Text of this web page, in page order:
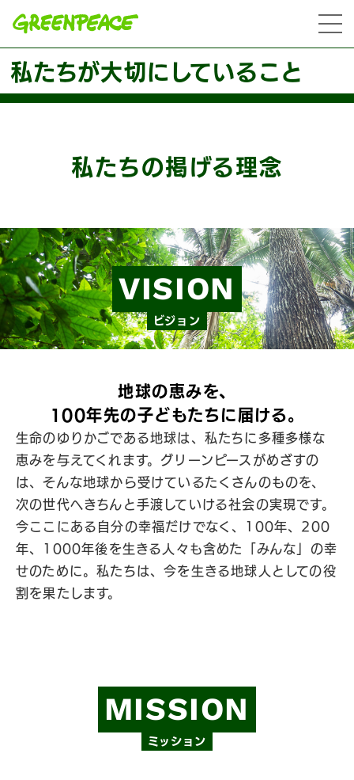
menu
私たちが大切にしていること
私たちの掲げる理念
VISION
ビジョン
地球の恵みを、
100年先の子どもたちに 届ける。
生命のゆりかごである地球は、私たちに多種多様な
恵みを与えてくれます。グリーンピースがめざすの
は、そんな地球から受けているたくさんのものを、
次の世代へきちんと手渡していける社会の実現です。
今ここにある自分の幸福だけでなく、100年、200
年、1000年後を生きる人々も含めた「みんな」の幸
せのために。私たちは、今を生きる地球人としての役
割を果たします。
MISSION
ミッション